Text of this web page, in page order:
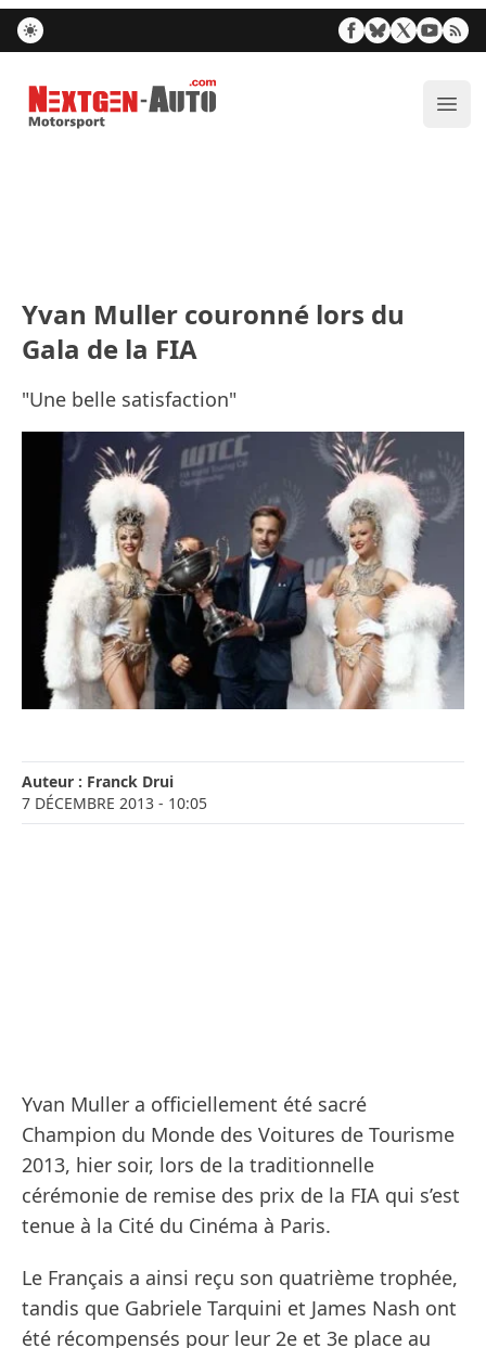
Nextgen-Auto.com
Yvan Muller couronné lors du
Gala de la FIA
"Une belle satisfaction"
Auteur : Franck Drui
7 DÉCEMBRE 2013 - 10:05
Yvan Muller a officiellement été sacré
Champion du Monde des Voitures de Tourisme
2013, hier soir, lors de la traditionnelle
cérémonie de remise des prix de la FIA qui s’est
tenue à la Cité du Cinéma à Paris.
Le Français a ainsi reçu son quatrième trophée,
tandis que Gabriele Tarquini et James Nash ont
été récompensés pour leur 2e et 3e place au